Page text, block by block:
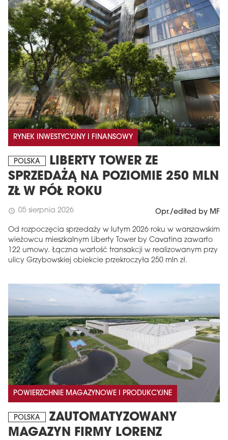
RYNEK INWESTYCYJNY I FINANSOWY
POLSKA
LIBERTY TOWER ZE
SPRZEDAŻĄ NA POZIOMIE 250 MLN
ZŁ W PÓŁ ROKU
schedule 05 sierpnia 2026 Opr./edited by MF
Od rozpoczęcia sprzedaży w lutym 2026 roku w warszawskim
wieżowcu mieszkalnym Liberty Tower by Cavatina zawarto
122 umowy. Łączna wartość transakcji w realizowanym przy
ulicy Grzybowskiej obiekcie przekroczyła 250 mln zł.
POWIERZCHNIE MAGAZYNOWE I PRODUKCYJNE
POLSKA
ZAUTOMATYZOWANY
MAGAZYN FIRMY LORENZ